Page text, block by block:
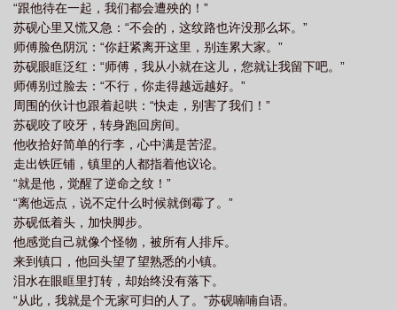
“跟他待在一起，我们都会遭殃的！”
苏砚心里又慌又急：“不会的，这纹路也许没那么坏。”
师傅脸色阴沉：“你赶紧离开这里，别连累大家。”
苏砚眼眶泛红：“师傅，我从小就在这儿，您就让我留下吧。”
师傅别过脸去：“不行，你走得越远越好。”
周围的伙计也跟着起哄：“快走，别害了我们！”
苏砚咬了咬牙，转身跑回房间。
他收拾好简单的行李，心中满是苦涩。
走出铁匠铺，镇里的人都指着他议论。
“就是他，觉醒了逆命之纹！”
“离他远点，说不定什么时候就倒霉了。”
苏砚低着头，加快脚步。
他感觉自己就像个怪物，被所有人排斥。
来到镇口，他回头望了望熟悉的小镇。
泪水在眼眶里打转，却始终没有落下。
“从此，我就是个无家可归的人了。”苏砚喃喃自语。